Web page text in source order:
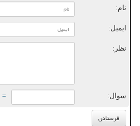
نام:
ایمیل:
نظر:
سوال: = ۸ بعلاوه ۳